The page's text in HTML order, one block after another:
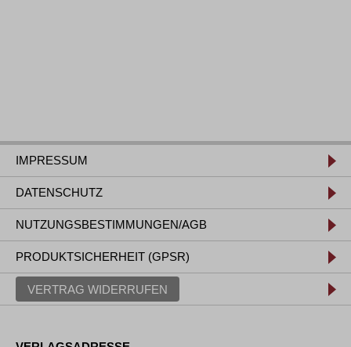
IMPRESSUM
DATENSCHUTZ
NUTZUNGSBESTIMMUNGEN/AGB
PRODUKTSICHERHEIT (GPSR)
VERTRAG WIDERRUFEN